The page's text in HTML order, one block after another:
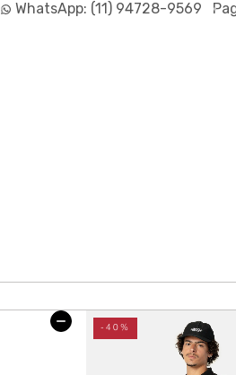
WhatsApp:(11) 94728-9569
-40%